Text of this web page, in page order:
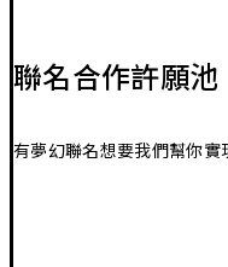
聯名合作許願池
有夢幻聯名想要我們幫你實